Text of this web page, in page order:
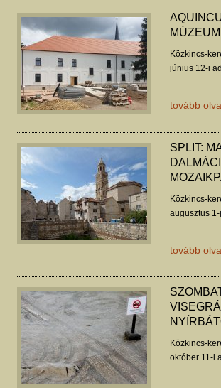
Közkincs-
június 12-i
tovább
SPLIT:
Közkincs-
augusztus
tovább
Közkincs-
október 11-i